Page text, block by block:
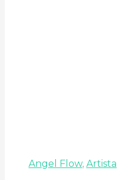
Angel Flow, Artista